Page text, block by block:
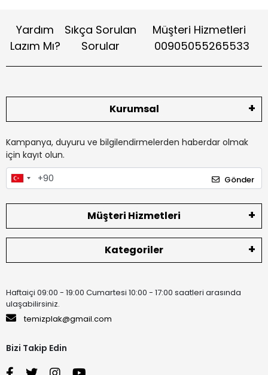
Yardım
Lazım Mı?
Sıkça Sorulan
Sorular
Müşteri Hizmetleri
00905055265533
Kurumsal
Kampanya, duyuru ve bilgilendirmelerden haberdar olmak
için kayıt olun.
Gönder
Müşteri Hizmetleri
Kategoriler
Haftaiçi 09:00 - 19:00 Cumartesi 10:00 - 17:00 saatleri arasında
ulaşabilirsiniz.
temizplak@gmail.com
Bizi Takip Edin